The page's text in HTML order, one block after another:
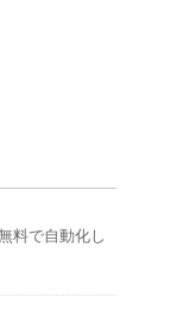
料で自動化し